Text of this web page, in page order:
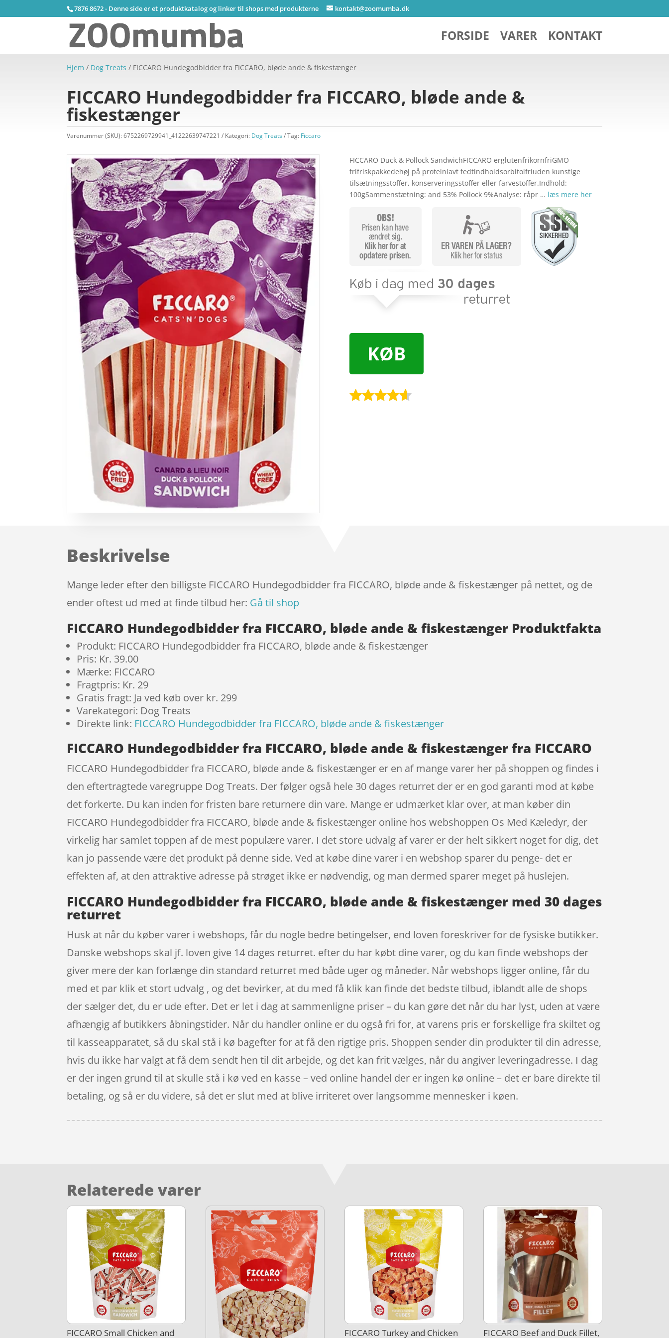
7876 8672 - Denne side er et produktkatalog og linker til shops med produkterne kontakt@zoomumba.dk
FORSIDE VARER KONTAKT
Hjem / Dog Treats / FICCARO Hundegodbidder fra FICCARO, bløde ande & fiskestænger
FICCARO Hundegodbidder fra FICCARO, bløde ande &
fiskestænger
Varenummer (SKU):6752269729941_41222639747221 Kategori: Dog Treats Tag: Ficcaro
FICCARO Duck & Pollock SandwichFICCARO erglutenfrikornfriGMO
frifriskpakkedehøj på proteinlavt fedtindholdsorbitolfriuden kunstige
tilsætningsstoffer, konserveringsstoffer eller farvestoffer.Indhold:
100gSammenstætning: and 53% Pollock 9%Analyse: råpr … læs mere her
KØB
Beskrivelse
Mange leder efter den billigste FICCARO Hundegodbidder fra FICCARO, bløde ande & fiskestænger på nettet, og de
ender oftest ud med at finde tilbud her: Gå til shop
FICCARO Hundegodbidder fra FICCARO, bløde ande & fiskestænger Produktfakta
Produkt: FICCARO Hundegodbidder fra FICCARO, bløde ande & fiskestænger
Pris: Kr. 39.00
Mærke: FICCARO
Fragtpris: Kr. 29
Gratis fragt: Ja ved køb over kr. 299
Varekategori: Dog Treats
Direkte link: FICCARO Hundegodbidder fra FICCARO, bløde ande & fiskestænger
FICCARO Hundegodbidder fra FICCARO, bløde ande & fiskestænger fra FICCARO
FICCARO Hundegodbidder fra FICCARO, bløde ande & fiskestænger er en af mange varer her på shoppen og findes i
den eftertragtede varegruppe Dog Treats. Der følger også hele 30 dages returret der er en god garanti mod at købe
det forkerte. Du kan inden for fristen bare returnere din vare. Mange er udmærket klar over, at man køber din
FICCARO Hundegodbidder fra FICCARO, bløde ande & fiskestænger online hos webshoppen Os Med Kæledyr, der
virkelig har samlet toppen af de mest populære varer. I det store udvalg af varer er der helt sikkert noget for dig, det
kan jo passende være det produkt på denne side. Ved at købe dine varer i en webshop sparer du penge- det er
effekten af, at den attraktive adresse på strøget ikke er nødvendig, og man dermed sparer meget på huslejen.
FICCARO Hundegodbidder fra FICCARO, bløde ande & fiskestænger med 30 dages
returret
Husk at når du køber varer i webshops, får du nogle bedre betingelser, end loven foreskriver for de fysiske butikker.
Danske webshops skal jf. loven give 14 dages returret. efter du har købt dine varer, og du kan finde webshops der
giver mere der kan forlænge din standard returret med både uger og måneder. Når webshops ligger online, får du
med et par klik et stort udvalg , og det bevirker, at du med få klik kan finde det bedste tilbud, iblandt alle de shops
der sælger det, du er ude efter. Det er let i dag at sammenligne priser – du kan gøre det når du har lyst, uden at være
afhængig af butikkers åbningstider. Når du handler online er du også fri for, at varens pris er forskellige fra skiltet og
til kasseapparatet, så du skal stå i kø bagefter for at få den rigtige pris. Shoppen sender din produkter til din adresse,
hvis du ikke har valgt at få dem sendt hen til dit arbejde, og det kan frit vælges, når du angiver leveringadresse. I dag
er der ingen grund til at skulle stå i kø ved en kasse – ved online handel der er ingen kø online – det er bare direkte til
betaling, og så er du videre, så det er slut med at blive irriteret over langsomme mennesker i køen.
Relaterede varer
FICCARO Small Chicken and FICCARO Turkey and Chicken FICCARO Beef and Duck Fillet,